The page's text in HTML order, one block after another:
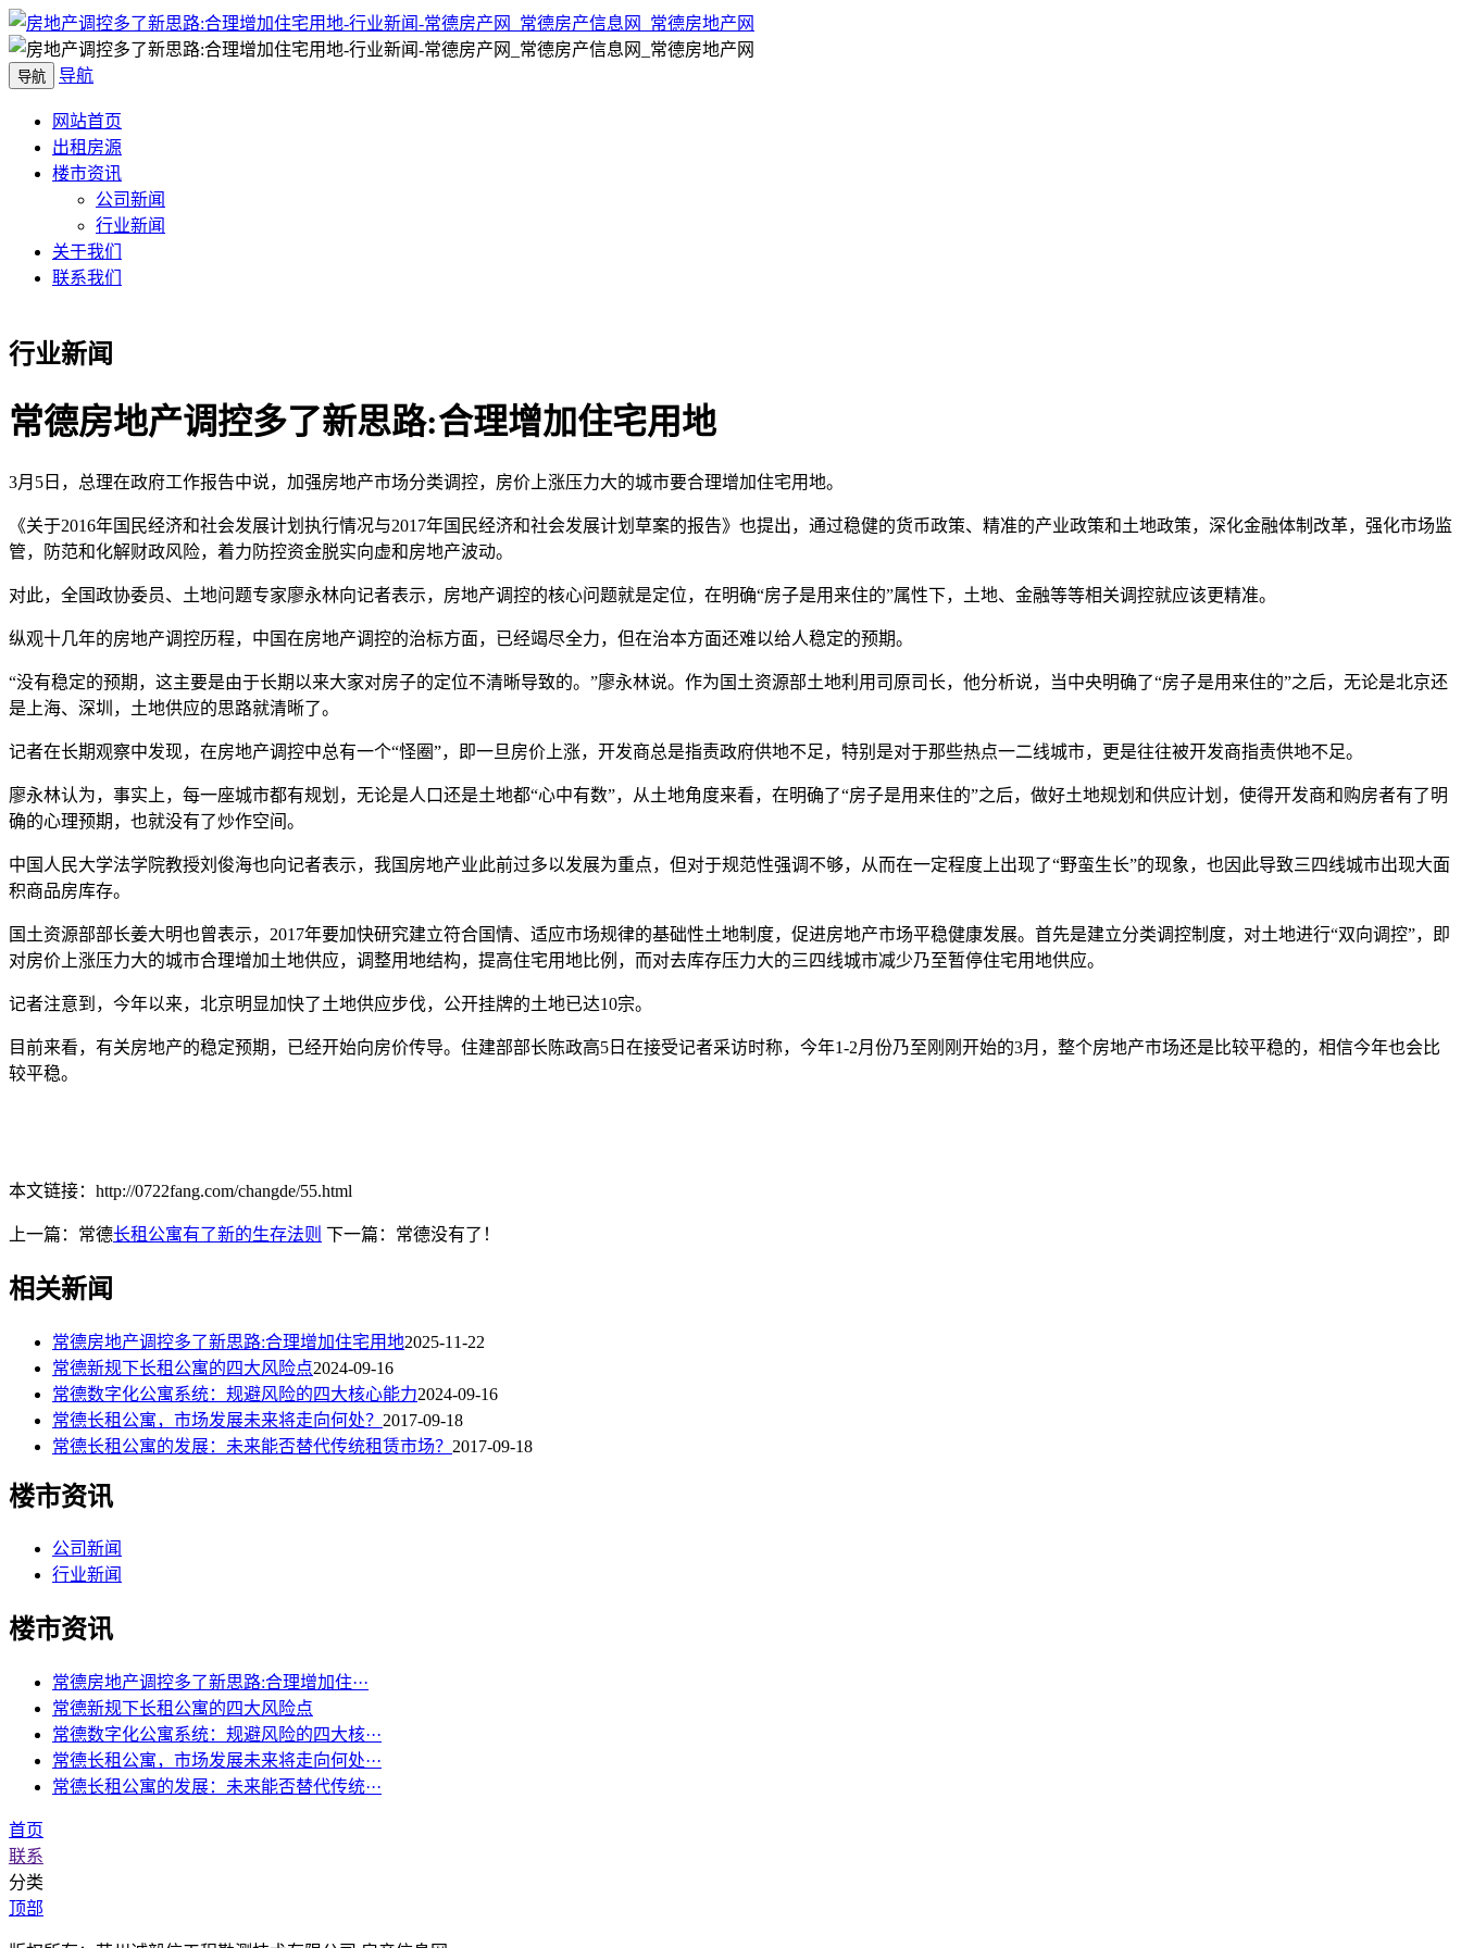
导航 导航
网站首页
出租房源
楼市资讯
公司新闻
行业新闻
关于我们
联系我们
行业新闻
常德房地产调控多了新思路:合理增加住宅用地
3月5日，总理在政府工作报告中说，加强房地产市场分类调控，房价上涨压力大的城市要合理增加住宅用地。
《关于2016年国民经济和社会发展计划执行情况与2017年国民经济和社会发展计划草案的报告》也提出，通过稳健的货币政策、精准的产业政策和土地政策，深化金融体制改革，强化市场监
管，防范和化解财政风险，着力防控资金脱实向虚和房地产波动。
对此，全国政协委员、土地问题专家廖永林向记者表示，房地产调控的核心问题就是定位，在明确“房子是用来住的”属性下，土地、金融等等相关调控就应该更精准。
纵观十几年的房地产调控历程，中国在房地产调控的治标方面，已经竭尽全力，但在治本方面还难以给人稳定的预期。
“没有稳定的预期，这主要是由于长期以来大家对房子的定位不清晰导致的。”廖永林说。作为国土资源部土地利用司原司长，他分析说，当中央明确了“房子是用来住的”之后，无论是北京还
是上海、深圳，土地供应的思路就清晰了。
记者在长期观察中发现，在房地产调控中总有一个“怪圈”，即一旦房价上涨，开发商总是指责政府供地不足，特别是对于那些热点一二线城市，更是往往被开发商指责供地不足。
廖永林认为，事实上，每一座城市都有规划，无论是人口还是土地都“心中有数”，从土地角度来看，在明确了“房子是用来住的”之后，做好土地规划和供应计划，使得开发商和购房者有了明
确的心理预期，也就没有了炒作空间。
中国人民大学法学院教授刘俊海也向记者表示，我国房地产业此前过多以发展为重点，但对于规范性强调不够，从而在一定程度上出现了“野蛮生长”的现象，也因此导致三四线城市出现大面
积商品房库存。
国土资源部部长姜大明也曾表示，2017年要加快研究建立符合国情、适应市场规律的基础性土地制度，促进房地产市场平稳健康发展。首先是建立分类调控制度，对土地进行“双向调控”，即
对房价上涨压力大的城市合理增加土地供应，调整用地结构，提高住宅用地比例，而对去库存压力大的三四线城市减少乃至暂停住宅用地供应。
记者注意到，今年以来，北京明显加快了土地供应步伐，公开挂牌的土地已达10宗。
目前来看，有关房地产的稳定预期，已经开始向房价传导。住建部部长陈政高5日在接受记者采访时称，今年1-2月份乃至刚刚开始的3月，整个房地产市场还是比较平稳的，相信今年也会比
较平稳。
本文链接：http://0722fang.com/changde/55.html
上一篇：常德长租公寓有了新的生存法则 下一篇：常德没有了！
相关新闻
常德房地产调控多了新思路:合理增加住宅用地2025-11-22
常德新规下长租公寓的四大风险点2024-09-16
常德数字化公寓系统：规避风险的四大核心能力2024-09-16
常德长租公寓，市场发展未来将走向何处？ 2017-09-18
常德长租公寓的发展：未来能否替代传统租赁市场？ 2017-09-18
楼市资讯
公司新闻
行业新闻
楼市资讯
常德房地产调控多了新思路:合理增加住···
常德新规下长租公寓的四大风险点
常德数字化公寓系统：规避风险的四大核···
常德长租公寓，市场发展未来将走向何处···
常德长租公寓的发展：未来能否替代传统···
首页
联系
分类
顶部